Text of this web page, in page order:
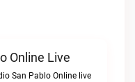
Online Live
San Pablo Online live